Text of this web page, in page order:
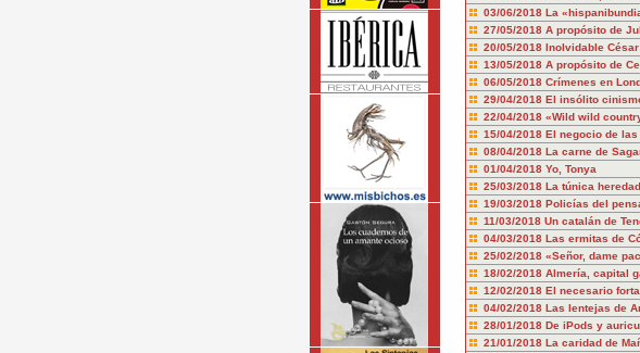
03/06/2018 La
27/05/2018 A propósito de
20/05/2018 Inolvidable
13/05/2018 A propósito de
06/05/2018 Crímenes en
29/04/2018 El insólito
22/04/2018 «Wild wild
15/04/2018 El negocio de
08/04/2018 La carne de
01/04/2018 Yo, Tonya
25/03/2018 La túnica
19/03/2018 Policías del
11/03/2018 Un catalán de
04/03/2018 Las ermitas de
25/02/2018 «Señor, dame
18/02/2018 Almería, capital
12/02/2018 El necesario
04/02/2018 Las lentejas de
28/01/2018 De iPods y
21/01/2018 La caridad de